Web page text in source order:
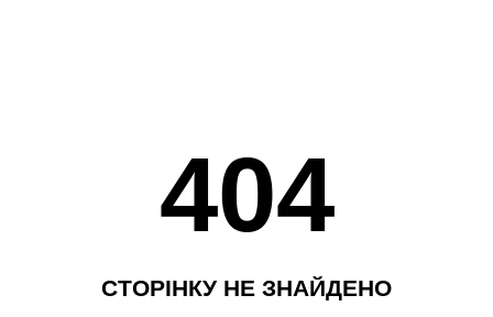
404
СТОРІНКУ НЕ ЗНАЙДЕНО